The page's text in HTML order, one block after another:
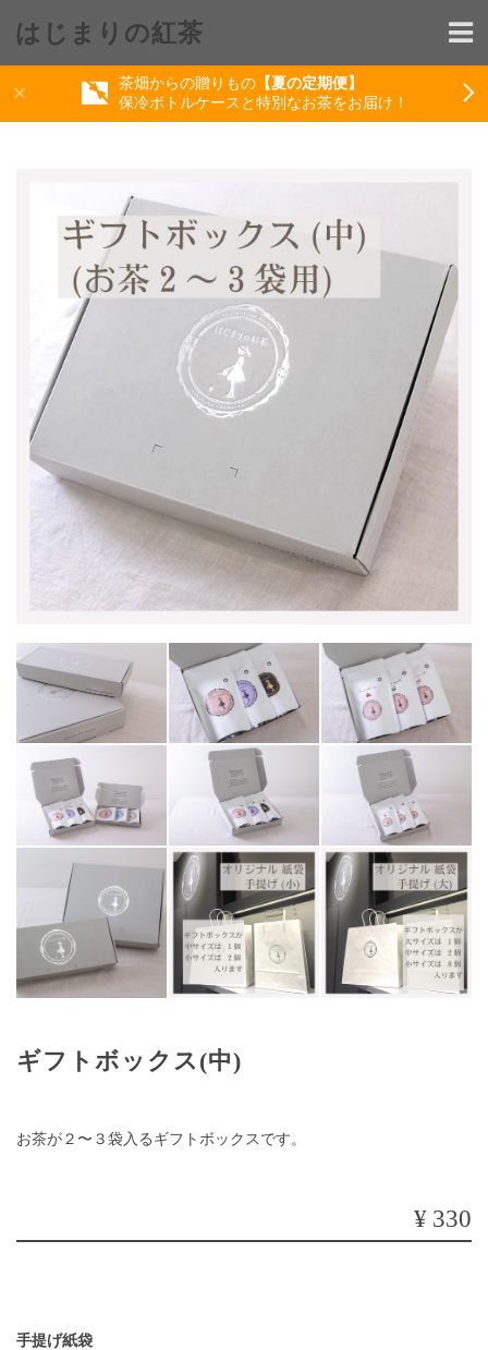
茶畑からの贈りもの【夏の定期便】
保冷ボトルケースと特別なお茶をお届け！
はじまりの紅茶
ギフトボックス(中)
お茶が２〜３袋入るギフトボックスです。
¥330
手提げ紙袋